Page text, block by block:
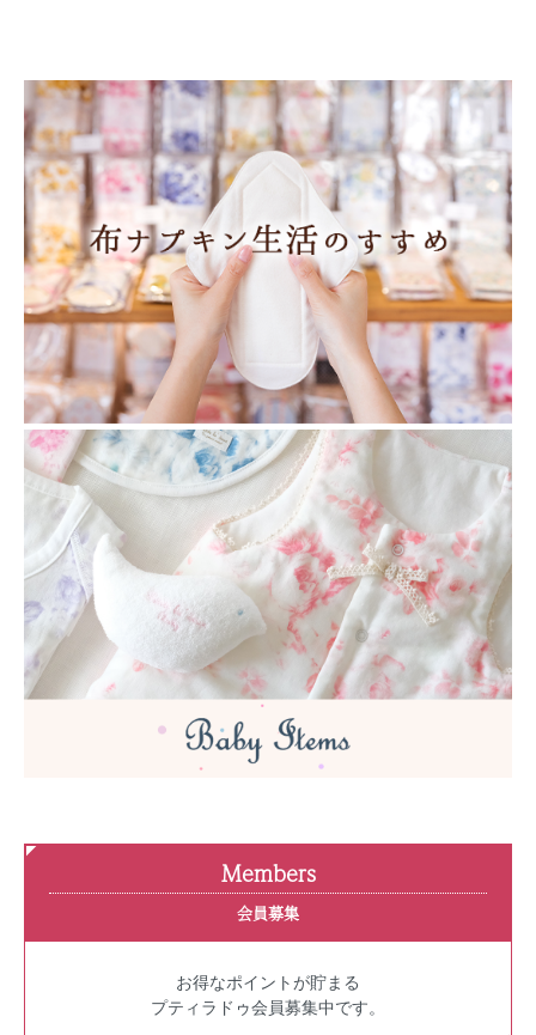
Members
会員募集
お得なポイントが貯まる
プティラドゥ会員募集中です。